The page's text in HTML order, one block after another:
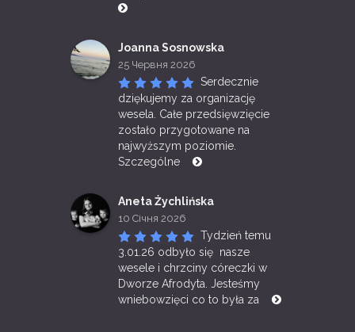
Joanna Sosnowska
25 Червня 2026
Serdecznie
dziękujemy za organizację
wesela. Całe przedsięwzięcie
zostało przygotowane na
najwyższym poziomie.
Szczególne
Aneta Żychlińska
10 Січня 2026
Tydzień temu
3.01.26 odbyło się  nasze
wesele i chrzciny córeczki w
Dworze Afrodyta. Jesteśmy
wniebowzięci co to była za